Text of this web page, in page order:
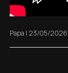
Papa | 23/05/2026